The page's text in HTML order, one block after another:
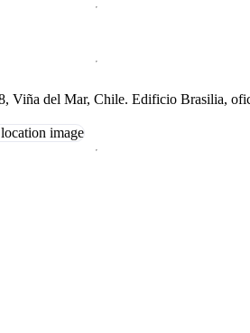
Viña del Mar, Chile. Edificio Brasilia,